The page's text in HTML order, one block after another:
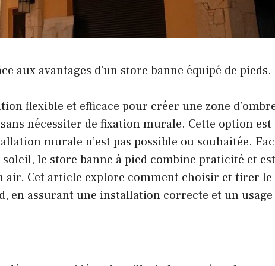
aux avantages d’un store banne équipé de pieds.
flexible et efficace pour créer une zone
nécessiter de fixation murale. Cette option est
murale n’est pas possible ou souhaitée.
le store banne à pied combine praticité et
air. Cet article explore comment choisir et tirer le
en assurant une installation correcte et un